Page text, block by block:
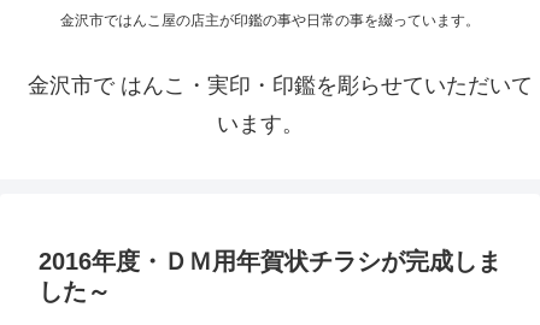
金沢市ではんこ屋の店主が印鑑の事や日常の事を綴っています。
金沢市で はんこ・実印・印鑑を彫らせていただいて
います。
2016年度・ＤＭ用年賀状チラシが完成しま
した～